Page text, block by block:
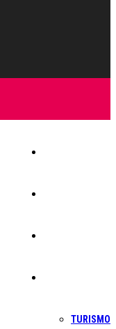
TURISMO